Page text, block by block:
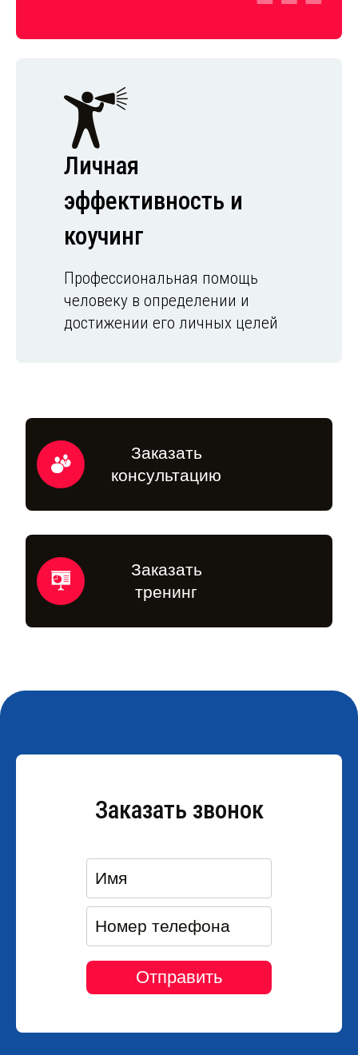
Личная
эффективность и
коучинг
Профессиональная помощь
человеку в определении и
достижении его личных целей
Заказать
консультацию
Заказать
тренинг
Заказать звонок